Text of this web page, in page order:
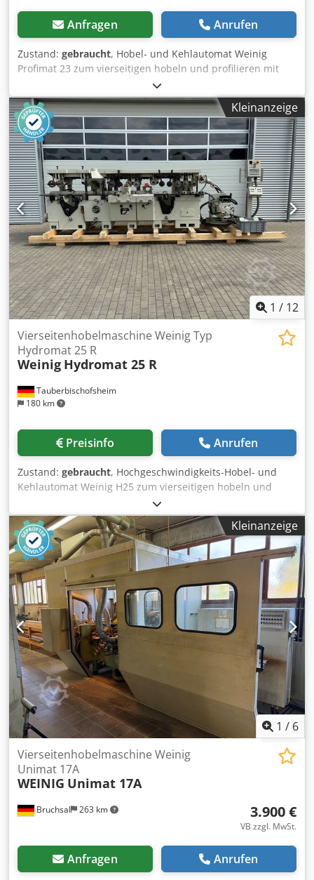
Anfragen Anrufen
Zustand: gebraucht, Hobel- und Kehlautomat Weinig
Profimat 23 zum vierseitigen hobeln und profilieren mit
ATS System. Technische Daten: - Spindeln: 6 - Spindel 1:
Unten - Spindel 2: Rechts - Spindel 3: Links - Spindel 4:
Rechts - Spindel 5: Oben Dedpfezrxyqox Aayswa - Spindel
6: Unten - Arbeitsbreite: 230 mm - Arbeitshöhe: 120 mm -
Abrichttischlänge: 2.000 mm - Steuerung: ATS
Kleinanzeige
1 / 12
Tauberbischofsheim
180 km
Vierseitenhobelmaschine Weinig Typ
Hydromat 25 R
Weinig Hydromat 25 R
Preisinfo Anrufen
Zustand: gebraucht, Hochgeschwindigkeits-Hobel- und
Kehlautomat Weinig H25 zum vierseitigen hobeln und
profilieren von nassem Holz (Sägefrisch) Die Bilder zeigen
den aktuellen Zustand der Maschine. Es wurden unter
anderem einige original Weinig Neuteile verbaut und die
Tische/Anschläge wurde überschliffen und neu
beschichtet. Zur Fertigstellung werden weitere Neuteile
benötigt. Diese werden nach Auftrag, unter
Berücksichtigung der Kundenwünsche bestellt. Das
Bedienpanel dient Testzwecken und ist provisorisch.
Technische Daten: - Spindeln: 5 Dwedpfjzrxykex Aayja -
Arbeitsbreite: 250 mm - Arbeitshöhe: 160 mm - Spindel 1:
Unten (7,5 kW) - Spindel 2: Rechts (11 kW) - Spindel 3: Links
(11 kW) - Spindel 4: Oben (15 kW) - Spindel 5: Unten (tba) -
Hydraulischer Vorschub: 15 kW - Angetriebene
Tischwalzen: Ja - Tischplatten: Überschliffen und neu
beschichtet (gehärtet)
Kleinanzeige
1 / 6
Bruchsal 263 km
Vierseitenhobelmaschine Weinig
Unimat 17A
WEINIG Unimat 17A
3.900 €
VB zzgl. MwSt.
Anfragen Anrufen